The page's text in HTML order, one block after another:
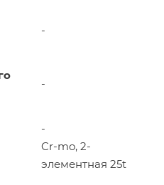
-
-
-
Cr-mo, 2-
элементная 25t